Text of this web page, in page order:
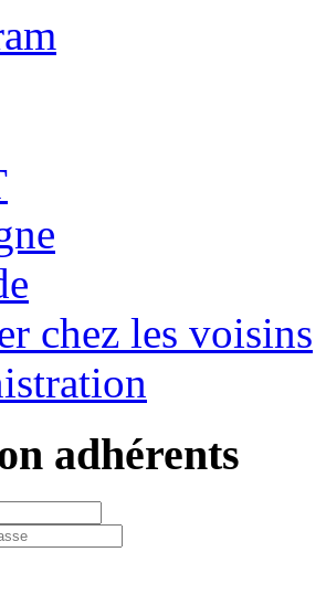
chez les voisins
adhérents